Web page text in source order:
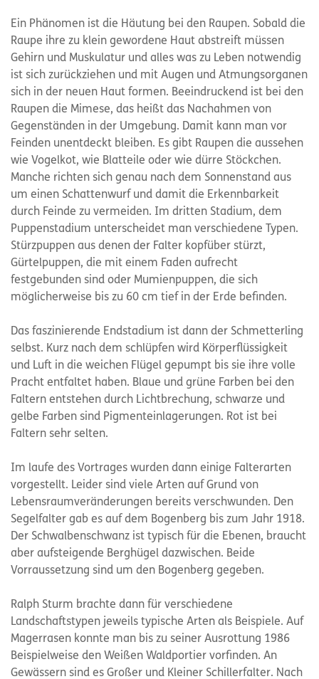
Ein Phänomen ist die Häutung bei den Raupen. Sobald die
Raupe ihre zu klein gewordene Haut abstreift müssen
Gehirn und Muskulatur und alles was zu Leben notwendig
ist sich zurückziehen und mit Augen und Atmungsorganen
sich in der neuen Haut formen. Beeindruckend ist bei den
Raupen die Mimese, das heißt das Nachahmen von
Gegenständen in der Umgebung. Damit kann man vor
Feinden unentdeckt bleiben. Es gibt Raupen die aussehen
wie Vogelkot, wie Blatteile oder wie dürre Stöckchen.
Manche richten sich genau nach dem Sonnenstand aus
um einen Schattenwurf und damit die Erkennbarkeit
durch Feinde zu vermeiden. Im dritten Stadium, dem
Puppenstadium unterscheidet man verschiedene Typen.
Stürzpuppen aus denen der Falter kopfüber stürzt,
Gürtelpuppen, die mit einem Faden aufrecht
festgebunden sind oder Mumienpuppen, die sich
möglicherweise bis zu 60 cm tief in der Erde befinden.
Das faszinierende Endstadium ist dann der Schmetterling
selbst. Kurz nach dem schlüpfen wird Körperflüssigkeit
und Luft in die weichen Flügel gepumpt bis sie ihre volle
Pracht entfaltet haben. Blaue und grüne Farben bei den
Faltern entstehen durch Lichtbrechung, schwarze und
gelbe Farben sind Pigmenteinlagerungen. Rot ist bei
Faltern sehr selten.
Im laufe des Vortrages wurden dann einige Falterarten
vorgestellt. Leider sind viele Arten auf Grund von
Lebensraumveränderungen bereits verschwunden. Den
Segelfalter gab es auf dem Bogenberg bis zum Jahr 1918.
Der Schwalbenschwanz ist typisch für die Ebenen, braucht
aber aufsteigende Berghügel dazwischen. Beide
Vorraussetzung sind um den Bogenberg gegeben.
Ralph Sturm brachte dann für verschiedene
Landschaftstypen jeweils typische Arten als Beispiele. Auf
Magerrasen konnte man bis zu seiner Ausrottung 1986
Beispielweise den Weißen Waldportier vorfinden. An
Gewässern sind es Großer und Kleiner Schillerfalter. Nach